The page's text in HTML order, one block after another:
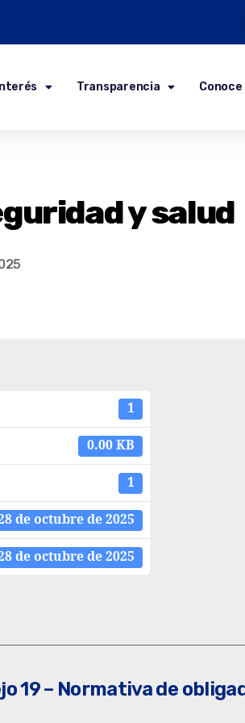
Transparencia Conoce
y salud
1
0.00 KB
1
de octubre de 2025
de octubre de 2025
19 – Normativa de